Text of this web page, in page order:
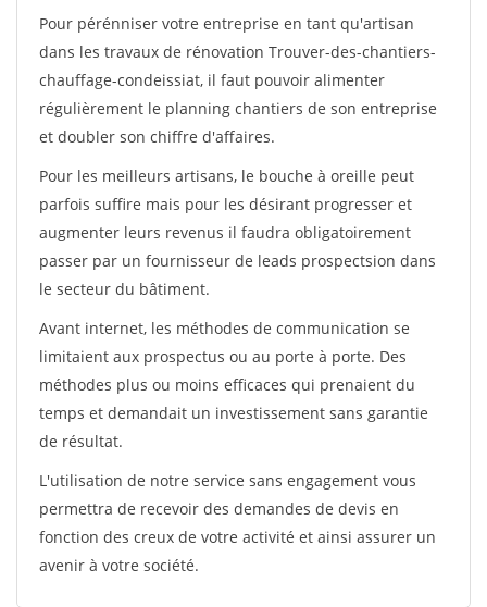
Pour pérénniser votre entreprise en tant qu'artisan
dans les travaux de rénovation Trouver-des-chantiers-
chauffage-condeissiat, il faut pouvoir alimenter
régulièrement le planning chantiers de son entreprise
et doubler son chiffre d'affaires.
Pour les meilleurs artisans, le bouche à oreille peut
parfois suffire mais pour les désirant progresser et
augmenter leurs revenus il faudra obligatoirement
passer par un fournisseur de leads prospectsion dans
le secteur du bâtiment.
Avant internet, les méthodes de communication se
limitaient aux prospectus ou au porte à porte. Des
méthodes plus ou moins efficaces qui prenaient du
temps et demandait un investissement sans garantie
de résultat.
L'utilisation de notre service sans engagement vous
permettra de recevoir des demandes de devis en
fonction des creux de votre activité et ainsi assurer un
avenir à votre société.